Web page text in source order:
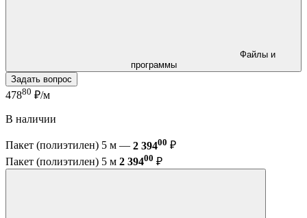
программы
Задать вопрос
47880 ₽/м
В наличии
Пакет (полиэтилен) 5 м — 2 39400 ₽
Пакет (полиэтилен) 5 м 2 39400 ₽